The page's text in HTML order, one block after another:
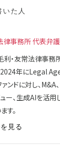
た人
事務所 代表弁
利・友常法律事
年にLegal
ァンドに対し、
ー、生成AIを活
す。
見る